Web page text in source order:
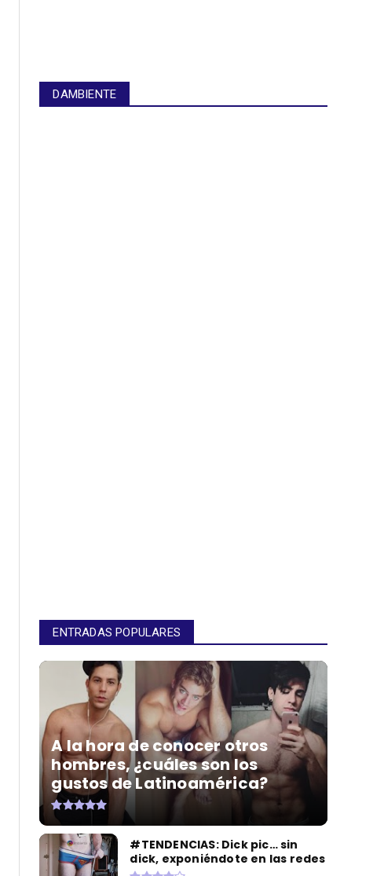
DAMBIENTE
ENTRADAS POPULARES
A la hora de conocer otros
hombres, ¿cuáles son los
gustos de Latinoamérica?
#TENDENCIAS: Dick pic… sin
dick, exponiéndote en las redes